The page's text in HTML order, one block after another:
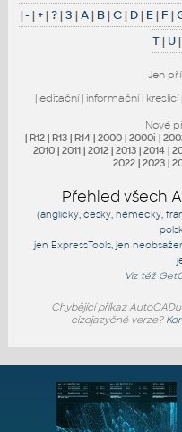
|- |+|?|3 |A| B|C| D| E| F |
T| U|
Jen
| editační| informační| kreslicí|
Nové
| R12 | R13 | R14 | 2000 | 2000i |
2010 | 2011 | 2012 | 2013 | 2014 |
2022 | 2023 |
Přehled všech
(anglicky, česky, německy,
jen ExpressTools , jen
Viz též
Chybějící příkaz
cizojazyčné verze?